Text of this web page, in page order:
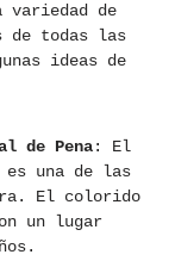
variedad de
de todas las
ideas de
de Pena: El
es una de las
El colorido
un lugar